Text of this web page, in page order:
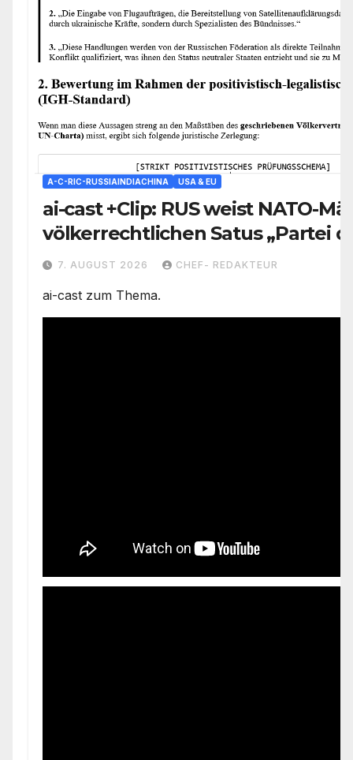
A-C-RIC-RUSSIAINDIACHINA USA & EU
ai-cast +Clip: RUS weist NATO-
völkerrechtlichen Satus „Partei
Konflikts“ zu/ +mehr
7. AUGUST 2026 CHEF- REDAKTEUR
ai-cast zum Thema.